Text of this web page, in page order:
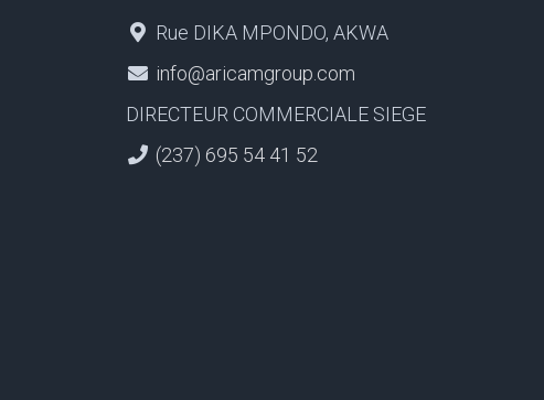
Rue DIKA MPONDO, AKWA
info@aricamgroup.com
DIRECTEUR COMMERCIALE SIEGE
(237) 695 54 41 52